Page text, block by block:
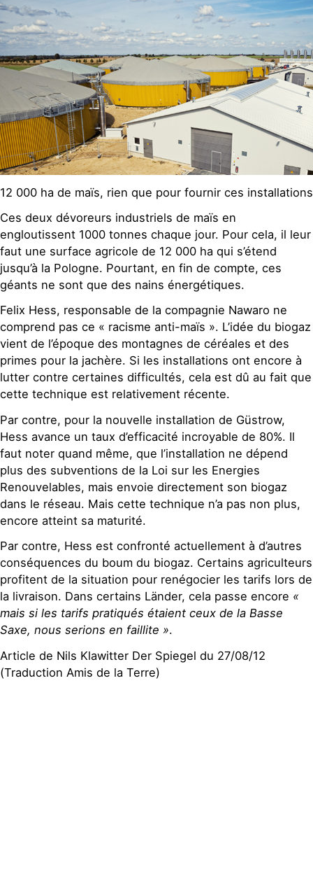
12 000 ha de maïs, rien que pour fournir ces installations
Ces deux dévoreurs industriels de maïs en
engloutissent 1000 tonnes chaque jour. Pour cela, il leur
faut une surface agricole de 12 000 ha qui s’étend
jusqu’à la Pologne. Pourtant, en fin de compte, ces
géants ne sont que des nains énergétiques.
Felix Hess, responsable de la compagnie Nawaro ne
comprend pas ce « racisme anti-maïs ». L’idée du biogaz
vient de l’époque des montagnes de céréales et des
primes pour la jachère. Si les installations ont encore à
lutter contre certaines difficultés, cela est dû au fait que
cette technique est relativement récente.
Par contre, pour la nouvelle installation de Güstrow,
Hess avance un taux d’efficacité incroyable de 80%. Il
faut noter quand même, que l’installation ne dépend
plus des subventions de la Loi sur les Energies
Renouvelables, mais envoie directement son biogaz
dans le réseau. Mais cette technique n’a pas non plus,
encore atteint sa maturité.
Par contre, Hess est confronté actuellement à d’autres
conséquences du boum du biogaz. Certains agriculteurs
profitent de la situation pour renégocier les tarifs lors de
la livraison. Dans certains Länder, cela passe encore «
mais si les tarifs pratiqués étaient ceux de la Basse
Saxe, nous serions en faillite ».
Article de Nils Klawitter Der Spiegel du 27/08/12
(Traduction Amis de la Terre)